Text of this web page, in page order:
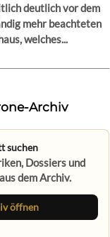
deutlich vor dem
mehr beachteten
welches...
Archiv
suchen
Dossiers und
dem Archiv.
öffnen